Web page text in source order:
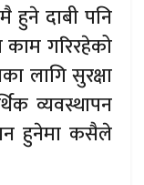
हुने दाबी पनि
काम गरिरहेको
लागि सुरक्षा
व्यवस्थापन
हुनेमा कसैले